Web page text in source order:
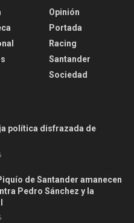
Opinión
Portada
Racing
Santander
Sociedad
política disfrazada de
de Santander amanecen
Pedro Sánchez y la